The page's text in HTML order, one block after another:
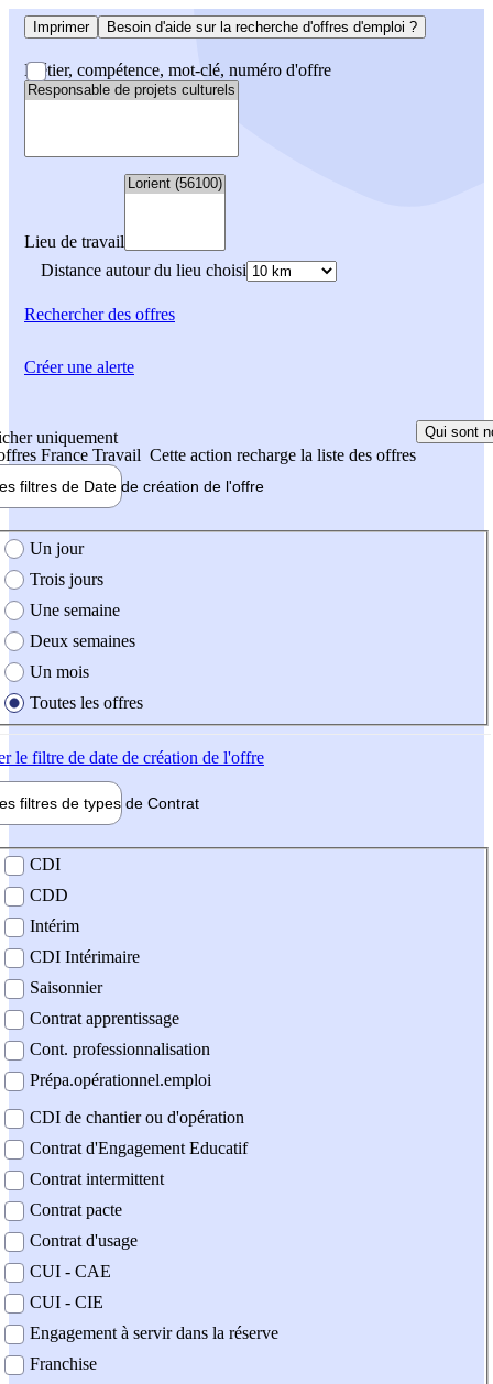
Imprimer Besoin d'aide sur la recherche d'offres d'emploi ?
Métier, compétence, mot-clé, numéro d'offre
Lieu de travail
Distance autour du lieu choisi
Rechercherdes offres
uniquement
France Travail Cette action recharge la liste des offres
Qui sont
filtres de Date de création de l'offre
création de l'offre
Un jour
Trois jours
Une semaine
Deux semaines
Un mois
Toutes les offres
le filtre de date de création de l'offre
filtres de types de Contrat
contrat
CDI
CDD
Intérim
CDI Intérimaire
Saisonnier
Contrat apprentissage
Cont. professionnalisation
Prépa.opérationnel.emploi
CDI de chantier ou d'opération
Contrat d'Engagement Educatif
Contrat intermittent
Contrat pacte
Contrat d'usage
CUI - CAE
CUI - CIE
Engagement à servir dans la réserve
Franchise
Créer une alerte